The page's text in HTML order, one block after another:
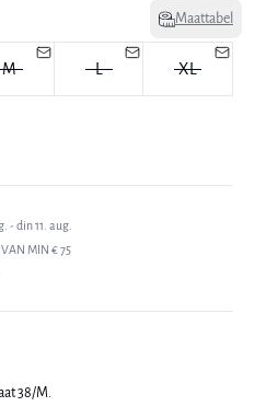
Maattabel
M L XL
- din 11. aug.
VAN MIN € 75
38/M.